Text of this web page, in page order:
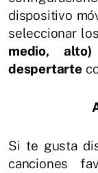
dispositivo
seleccionar los
medio, alto)
despertarte
Si te gusta
canciones